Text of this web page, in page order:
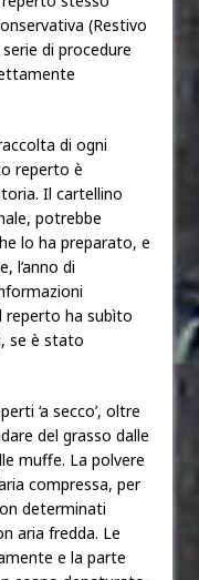
(Restivo
di procedure
di ogni
reperto è
Il cartellino
potrebbe
lo ha preparato, e
l’anno di
reperto ha subìto
se è stato
‘a secco’, oltre
del grasso dalle
muffe. La polvere
compressa, per
determinati
aria fredda. Le
e la parte